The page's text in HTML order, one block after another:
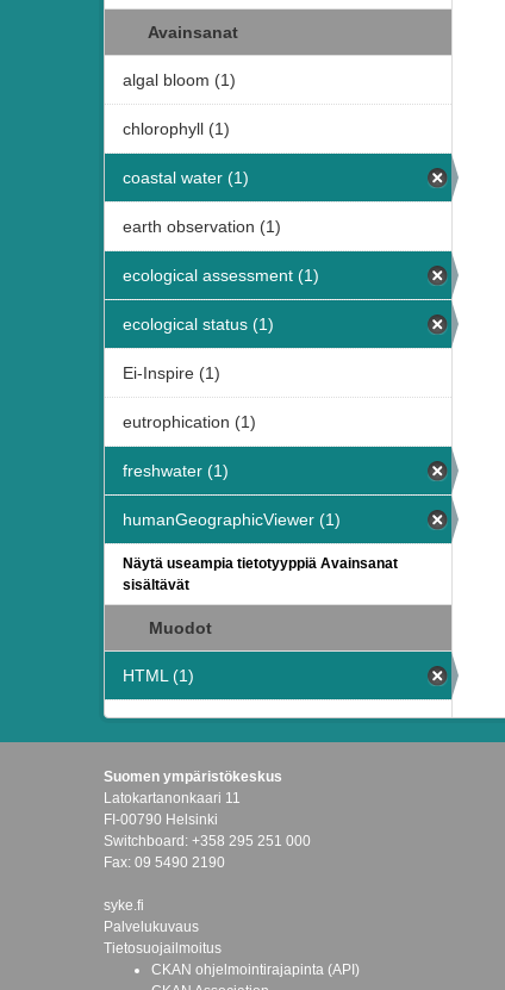
Avainsanat
algal bloom (1)
chlorophyll (1)
coastal water (1)
earth observation (1)
ecological assessment (1)
ecological status (1)
Ei-Inspire (1)
eutrophication (1)
freshwater (1)
humanGeographicViewer (1)
Näytä useampia tietotyyppiä Avainsanat
sisältävät
Muodot
HTML (1)
Suomen ympäristökeskus
Latokartanonkaari 11
FI-00790 Helsinki
Switchboard: +358 295 251 000
Fax: 09 5490 2190
syke.fi
Palvelukuvaus
Tietosuojailmoitus
CKAN ohjelmointirajapinta (API)